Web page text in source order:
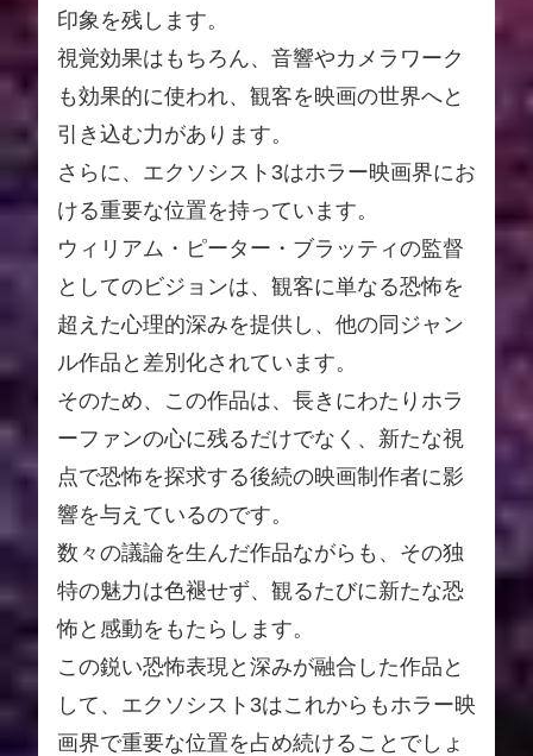
印象を残します。
視覚効果はもちろん、音響やカメラワーク
も効果的に使われ、観客を映画の世界へと
引き込む力があります。
さらに、エクソシスト3はホラー映画界にお
ける重要な位置を持っています。
ウィリアム・ピーター・ブラッティの監督
としてのビジョンは、観客に単なる恐怖を
超えた心理的深みを提供し、他の同ジャン
ル作品と差別化されています。
そのため、この作品は、長きにわたりホラ
ーファンの心に残るだけでなく、新たな視
点で恐怖を探求する後続の映画制作者に影
響を与えているのです。
数々の議論を生んだ作品ながらも、その独
特の魅力は色褪せず、観るたびに新たな恐
怖と感動をもたらします。
この鋭い恐怖表現と深みが融合した作品と
して、エクソシスト3はこれからもホラー映
画界で重要な位置を占め続けることでしょ